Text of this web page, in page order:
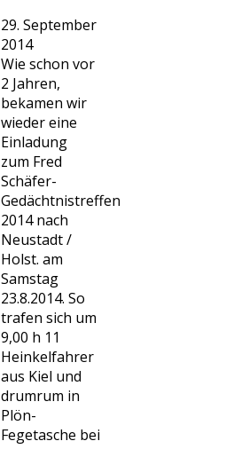
29. September
2014
Wie schon vor
2 Jahren,
bekamen wir
wieder eine
Einladung
zum Fred
Schäfer-
Gedächtnistreffen
2014 nach
Neustadt /
Holst. am
Samstag
23.8.2014. So
trafen sich um
9,00 h 11
Heinkelfahrer
aus Kiel und
drumrum in
Plön-
Fegetasche bei